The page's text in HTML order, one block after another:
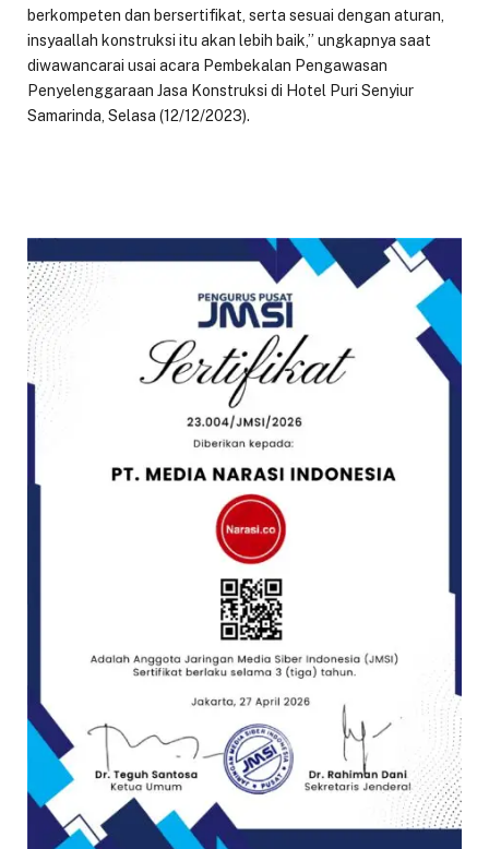
berkompeten dan bersertifikat, serta sesuai dengan aturan,
insyaallah konstruksi itu akan lebih baik,” ungkapnya saat
diwawancarai usai acara Pembekalan Pengawasan
Penyelenggaraan Jasa Konstruksi di Hotel Puri Senyiur
Samarinda, Selasa (12/12/2023).